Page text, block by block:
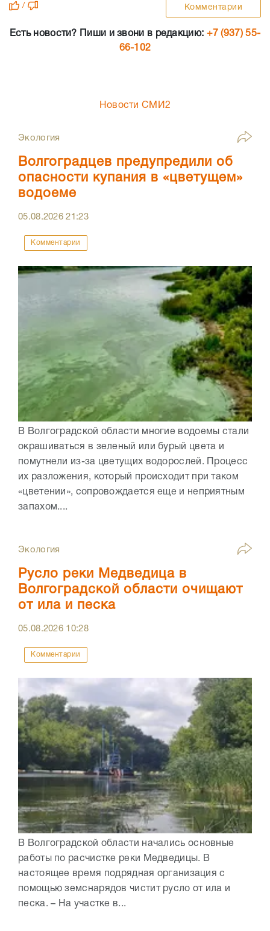
/ Комментарии
Есть новости? Пиши и звони в редакцию: +7 (937) 55-
66-102
Новости СМИ2
Экология
Волгоградцев предупредили об
опасности купания в «цветущем»
водоеме
05.08.202621:23
Комментарии
В Волгоградской области многие водоемы стали
окрашиваться в зеленый или бурый цвета и
помутнели из-за цветущих водорослей. Процесс
их разложения, который происходит при таком
«цветении», сопровождается еще и неприятным
запахом....
Экология
Русло реки Медведица в
Волгоградской области очищают
от ила и песка
05.08.2026 10:28
Комментарии
В Волгоградской области начались основные
работы по расчистке реки Медведицы. В
настоящее время подрядная организация с
помощью земснарядов чистит русло от ила и
песка. – На участке в...